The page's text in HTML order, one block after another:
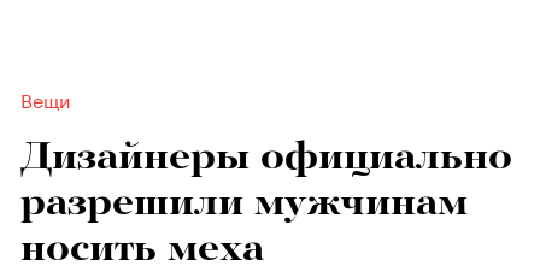
Вещи
Дизайнеры официально
разрешили мужчинам
носить меха